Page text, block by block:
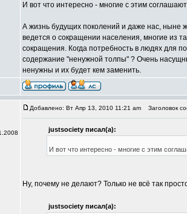
И вот что интересно - многие с этим
А жизнь будущих поколений и даже нас, ныне
ведется о сокращении населения, многие из
сокращения. Когда потребность в людях для
содержание "ненужной толпы" ? Очень
ненужны и их будет кем заменить.
Добавлено: Вт Апр 13, 2010 11:21 am Заголовок
justsociety писал(а):
И вот что интересно - многие с этим
Ну, почему не делают? Только не всё так
justsociety писал(а):